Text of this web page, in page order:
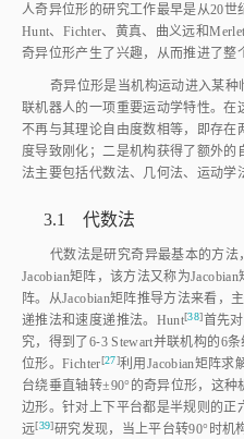
人奇异位形的研究工作最早是从20
Hunt、Fichter、黄真、曲义远和
奇异位形产生了兴趣，从而推进了整
奇异位形是当机构运动进入某
联机器人的一项重要运动学特性。
不再与其理论自由度数相等，即存
度导致刚化；二是机构获得了额外
法主要包括代数法、几何法、运动学
3.1 代数法
代数法是研究奇异最基本的方
Jacobian矩阵，该方法又称为
阵。从Jacobian矩阵推导方法来看，
递推法和速度递推法。Hunt[38]首先
究，得到了6⁃3 Stewart并联机构的6
位形。Fichter[27]利用Jacobian矩阵求
台绕垂直轴转±90°的奇异位形，这
边形。针对上下平台都是半规则的正
远[39]研究发现，当上平台转90°时机